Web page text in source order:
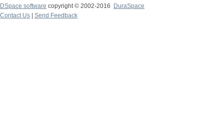
DSpace software copyright © 2002-2016
DuraSpace
Contact Us
Send Feedback